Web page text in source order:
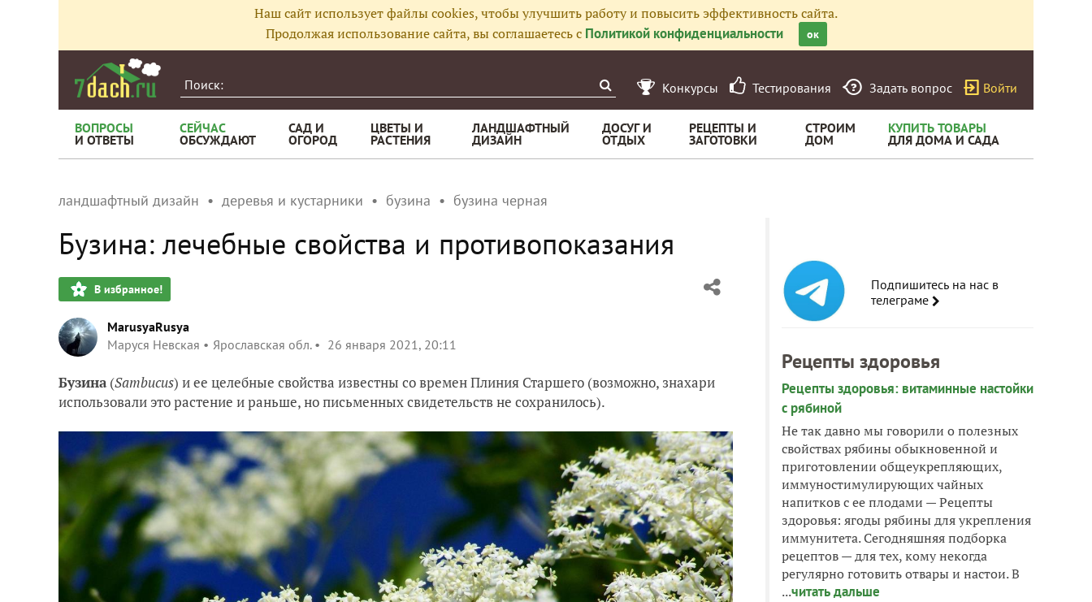
Наш сайт использует файлы cookies, чтобы улучшить работу и повысить эффективность сайта.
Продолжая использование сайта, вы соглашаетесь с Политикой конфиденциальности ок
Конкурсы Тестирования Задать вопрос Войти
ВОПРОСЫ
И ОТВЕТЫ
СЕЙЧАС
ОБСУЖДАЮТ
САД И
ОГОРОД
ЦВЕТЫ И
РАСТЕНИЯ
ЛАНДШАФТНЫЙ
ДИЗАЙН
ДОСУГ И
ОТДЫХ
РЕЦЕПТЫ И
ЗАГОТОВКИ
СТРОИМ
ДОМ
КУПИТЬ ТОВАРЫ
ДЛЯ ДОМА И САДА
ландшафтный дизайн деревья и кустарники бузина бузина черная
Бузина: лечебные свойства и противопоказания
В избранное!
MarusyaRusya
Маруся Невская
Ярославская обл. 26 января 2021, 20:11
Бузина(Sambucus) и ее целебные свойства известны со времен Плиния Старшего (возможно, знахари
использовали это растение и раньше, но письменных свидетельств не сохранилось).
Подпишитесь на нас в
телеграме
Рецепты здоровья
Рецепты здоровья: витаминные настойки
с рябиной
Не так давно мы говорили о полезных
свойствах рябины обыкновенной и
приготовлении общеукрепляющих,
иммуностимулирующих чайных
напитков с ее плодами — Рецепты
здоровья: ягоды рябины для укрепления
иммунитета. Сегодняшняя подборка
рецептов — для тех, кому некогда
регулярно готовить отвары и настои. В
...читать дальше